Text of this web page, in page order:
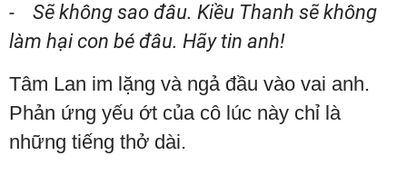
- Sẽ không sao đâu. Kiều Thanh sẽ không
làm hại con bé đâu. Hãy tin anh!
Tâm Lan im lặng và ngả đầu vào vai anh.
Phản ứng yếu ớt của cô lúc này chỉ là
những tiếng thở dài.